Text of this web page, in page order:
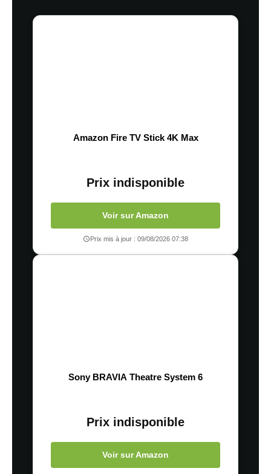
Amazon Fire TV Stick 4K Max
Prix indisponible
Voir sur Amazon
Prix mis à jour : 09/08/2026 07:38
Sony BRAVIA Theatre System 6
Prix indisponible
Voir sur Amazon